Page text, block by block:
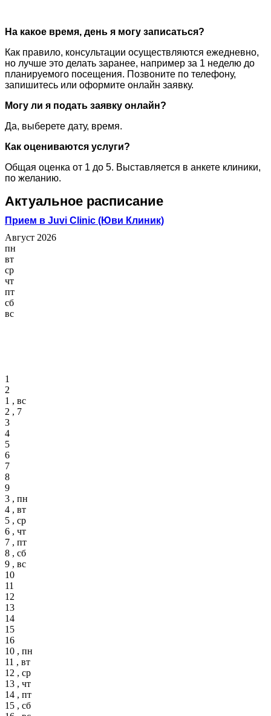
На какое время, день я могу записаться?
Как правило, консультации осуществляются ежедневно,
но лучше это делать заранее, например за 1 неделю до
планируемого посещения. Позвоните по телефону,
запишитесь или оформите онлайн заявку.
Могу ли я подать заявку онлайн?
Да, выберете дату, время.
Как оцениваются услуги?
Общая оценка от 1 до 5. Выставляется в анкете клиники,
по желанию.
Актуальное расписание
Прием в Juvi Clinic (Юви Клиник)
Август 2026
пн
вт
ср
чт
пт
сб
вс
1
2
1 , вс
2 , 7
3
4
5
6
7
8
9
3 , пн
4 , вт
5 , ср
6 , чт
7 , пт
8 , сб
9 , вс
10
11
12
13
14
15
16
10 , пн
11 , вт
12 , ср
13 , чт
14 , пт
15 , сб